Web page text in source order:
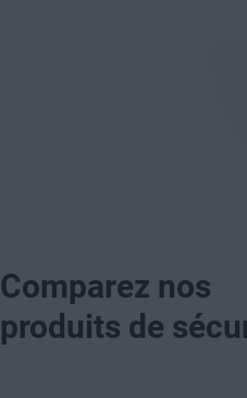
Comparez nos
produits de